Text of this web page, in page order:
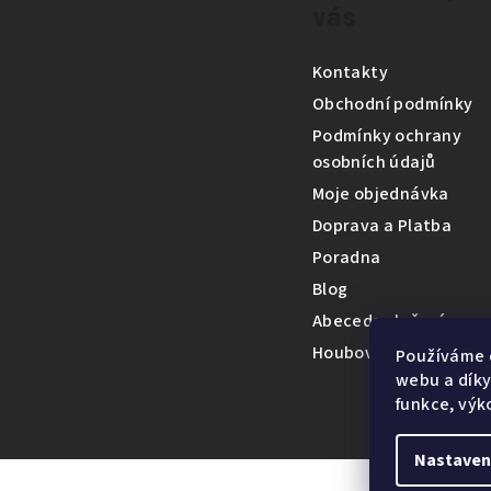
webu a
funkce,
Kontakty
Obchodní podmínky
Podmínky ochrany
osobních údajů
Moje objednávka
Doprava a Platba
Poradna
Blog
Abeceda složení
Houbová